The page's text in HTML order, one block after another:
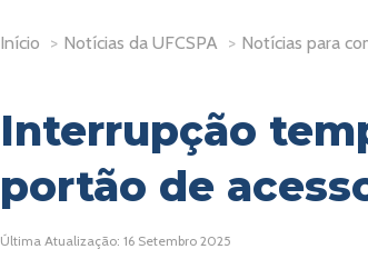
Início > Notícias da UFCSPA > Notícias para
Interrupção
portão de
Última Atualização: 16 Setembro 2025